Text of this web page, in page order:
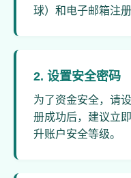
球）和电子邮箱注册
2. 设置安全密码
为了资金安全，请
册成功后，建议立
升账户安全等级。